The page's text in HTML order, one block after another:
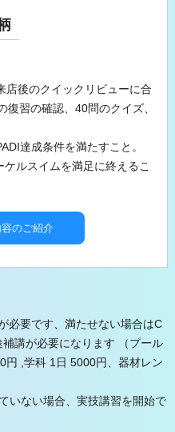
後のクイックリビューに合
習の確認、40問のクイズ、
達成条件を満たすこと。
ルスイムを満足に終えるこ
のご紹介
必要です、満たせない場合はC
講が必要になります （プール
円 ,学科 1日 5000円、器材レン
いない場合、実技講習を開始で